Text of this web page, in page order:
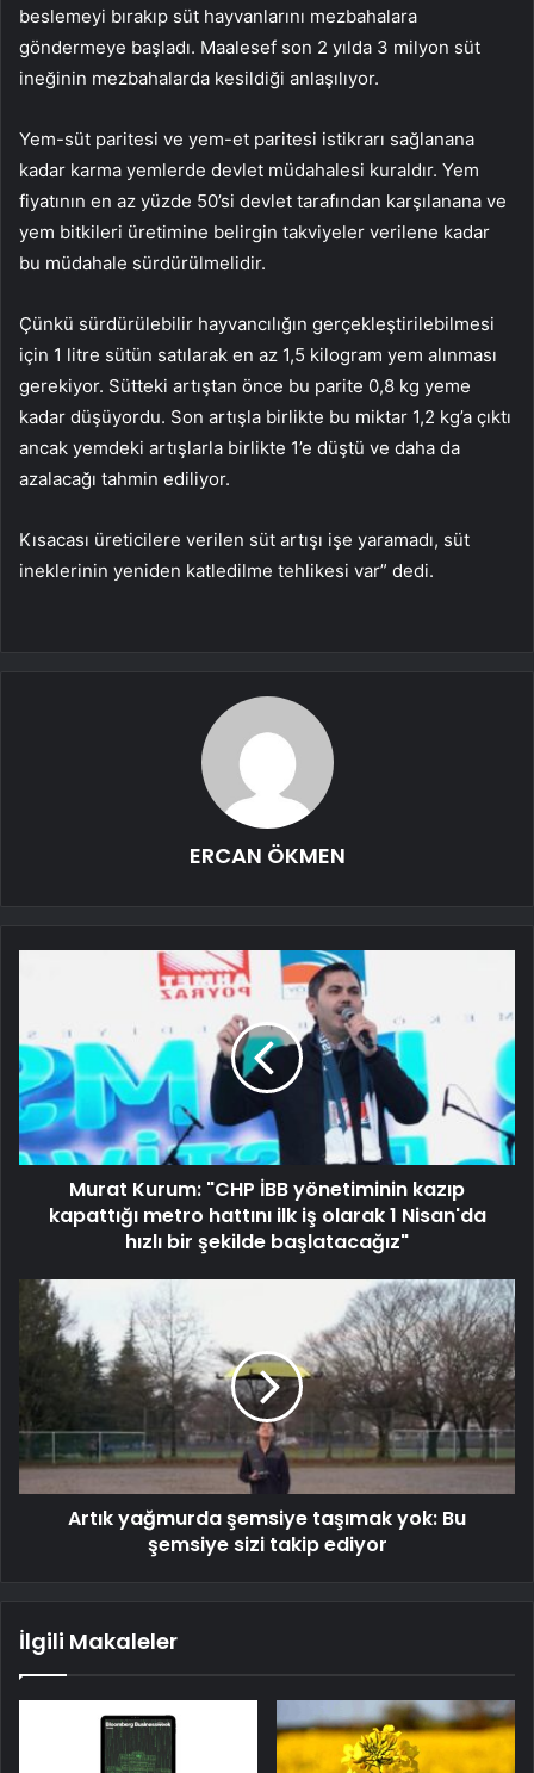
beslemeyi bırakıp süt hayvanlarını mezbahalara
göndermeye başladı. Maalesef son 2 yılda 3 milyon süt
ineğinin mezbahalarda kesildiği anlaşılıyor.
Yem-süt paritesi ve yem-et paritesi istikrarı sağlanana
kadar karma yemlerde devlet müdahalesi kuraldır. Yem
fiyatının en az yüzde 50’si devlet tarafından karşılanana ve
yem bitkileri üretimine belirgin takviyeler verilene kadar
bu müdahale sürdürülmelidir.
Çünkü sürdürülebilir hayvancılığın gerçekleştirilebilmesi
için 1 litre sütün satılarak en az 1,5 kilogram yem alınması
gerekiyor. Sütteki artıştan önce bu parite 0,8 kg yeme
kadar düşüyordu. Son artışla birlikte bu miktar 1,2 kg’a çıktı
ancak yemdeki artışlarla birlikte 1’e düştü ve daha da
azalacağı tahmin ediliyor.
Kısacası üreticilere verilen süt artışı işe yaramadı, süt
ineklerinin yeniden katledilme tehlikesi var” dedi.
ERCAN ÖKMEN
Murat Kurum: "CHP İBB yönetiminin kazıp
kapattığı metro hattını ilk iş olarak 1 Nisan'da
hızlı bir şekilde başlatacağız"
Artık yağmurda şemsiye taşımak yok: Bu
şemsiye sizi takip ediyor
İlgili Makaleler